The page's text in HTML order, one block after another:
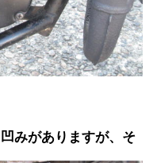
みがありますが、そ